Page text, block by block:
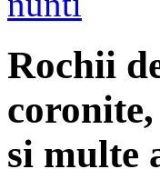
Rochii
si multe